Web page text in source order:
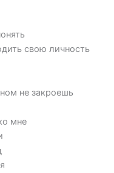
свою личность
не закроешь
мне